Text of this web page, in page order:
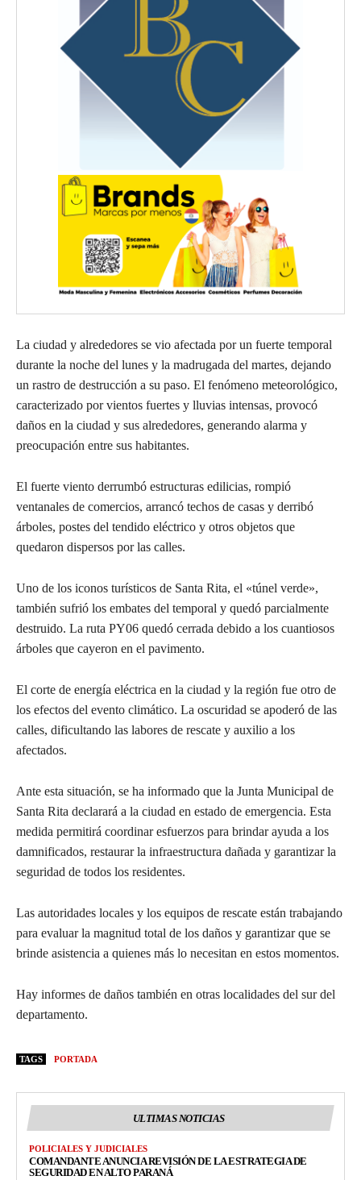
La ciudad y alrededores se vio afectada por un fuerte temporal
durante la noche del lunes y la madrugada del martes, dejando
un rastro de destrucción a su paso. El fenómeno meteorológico,
caracterizado por vientos fuertes y lluvias intensas, provocó
daños en la ciudad y sus alrededores, generando alarma y
preocupación entre sus habitantes.
El fuerte viento derrumbó estructuras edilicias, rompió
ventanales de comercios, arrancó techos de casas y derribó
árboles, postes del tendido eléctrico y otros objetos que
quedaron dispersos por las calles.
Uno de los iconos turísticos de Santa Rita, el «túnel verde»,
también sufrió los embates del temporal y quedó parcialmente
destruido. La ruta PY06 quedó cerrada debido a los cuantiosos
árboles que cayeron en el pavimento.
El corte de energía eléctrica en la ciudad y la región fue otro de
los efectos del evento climático. La oscuridad se apoderó de las
calles, dificultando las labores de rescate y auxilio a los
afectados.
Ante esta situación, se ha informado que la Junta Municipal de
Santa Rita declarará a la ciudad en estado de emergencia. Esta
medida permitirá coordinar esfuerzos para brindar ayuda a los
damnificados, restaurar la infraestructura dañada y garantizar la
seguridad de todos los residentes.
Las autoridades locales y los equipos de rescate están trabajando
para evaluar la magnitud total de los daños y garantizar que se
brinde asistencia a quienes más lo necesitan en estos momentos.
Hay informes de daños también en otras localidades del sur del
departamento.
TAGS PORTADA
ULTIMAS NOTICIAS
POLICIALES Y JUDICIALES
COMANDANTE ANUNCIA REVISIÓN DE LA ESTRATEGIA DE
SEGURIDAD EN ALTO PARANÁ